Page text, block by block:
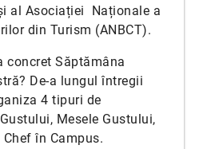
al Asociației Naționale a
din Turism (ANBCT).
concret Săptămâna
De-a lungul întregii
4 tipuri de
Mesele Gustului,
în Campus.